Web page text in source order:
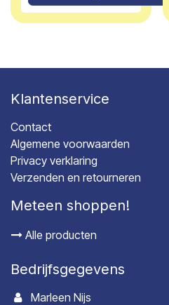
Klantenservice
Contact
Algemene voorwaarden
Privacy verklaring
Verzenden en retourneren
Meteen shoppen!
Alle producten
Bedrijfsgegevens
Marleen Nijs